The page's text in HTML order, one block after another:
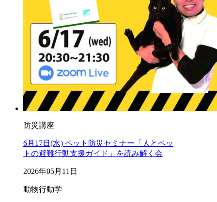
防災講座
6月17日(水) ペット防災セミナー「人とペッ
トの避難行動支援ガイド」を読み解く会
2026年05月11日
動物行動学